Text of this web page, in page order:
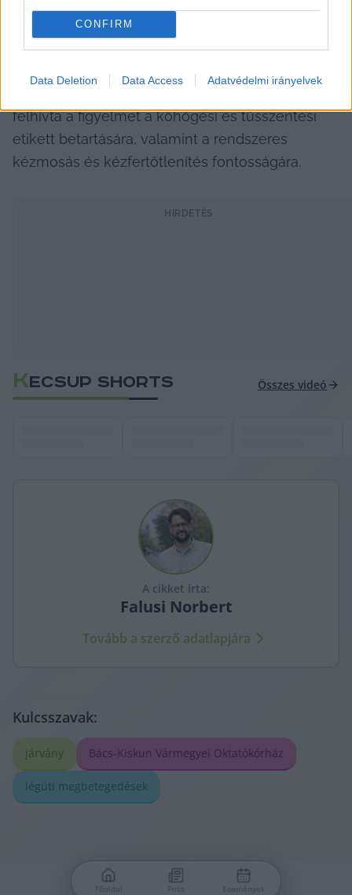
CONFIRM
Data Deletion Data Access Adatvédelmi irányelvek
viselniük, kivéve a hat év alatti gyermekeket és
a mentálisan érintett betegeket. A panaszokat az
felhívta a figyelmet a köhögési és tüsszentési
etikett betartására, valamint a rendszeres
kézmosás és kézfertőtlenítés fontosságára.
HIRDETÉS
KECSUP SHORTS Összes videó
A cikket írta:
Falusi Norbert
Tovább a szerző adatlapjára
Kulcsszavak:
járvány Bács-Kiskun Vármegyei Oktatókórház
légúti megbetegedések
Főoldal Friss Események